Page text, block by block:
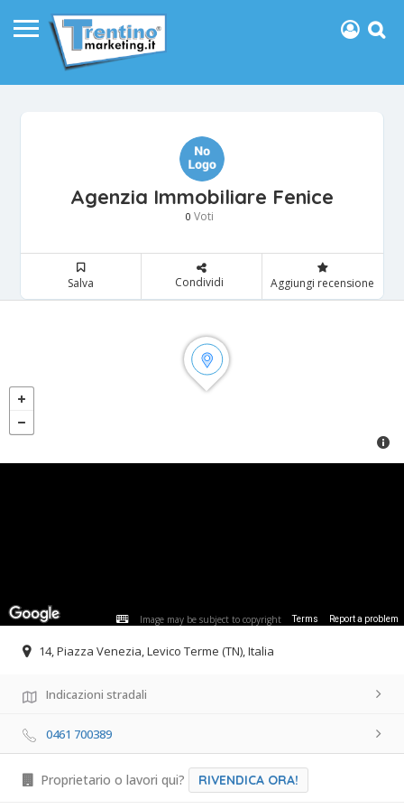
Agenzia Immobiliare Fenice
0 Voti
Salva Condividi Aggiungi recensione
Image may be subject to copyright Terms Report a problem
14, Piazza Venezia, Levico Terme (TN), Italia
Indicazioni stradali
0461 700389
Proprietario o lavori qui? RIVENDICA ORA!